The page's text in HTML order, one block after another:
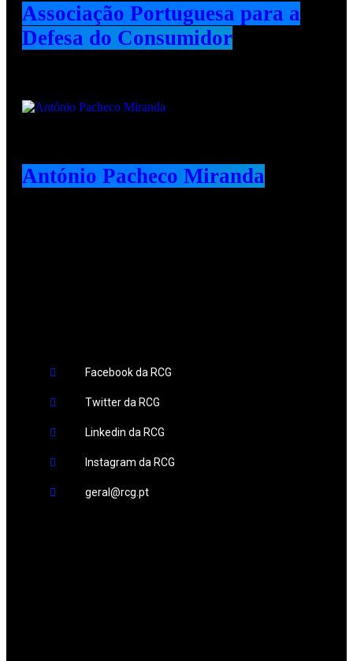
Associação Portuguesa para a
Defesa do Consumidor
António Pacheco Miranda
Facebook da RCG
Twitter da RCG
Linkedin da RCG
Instagram da RCG
geral@rcg.pt